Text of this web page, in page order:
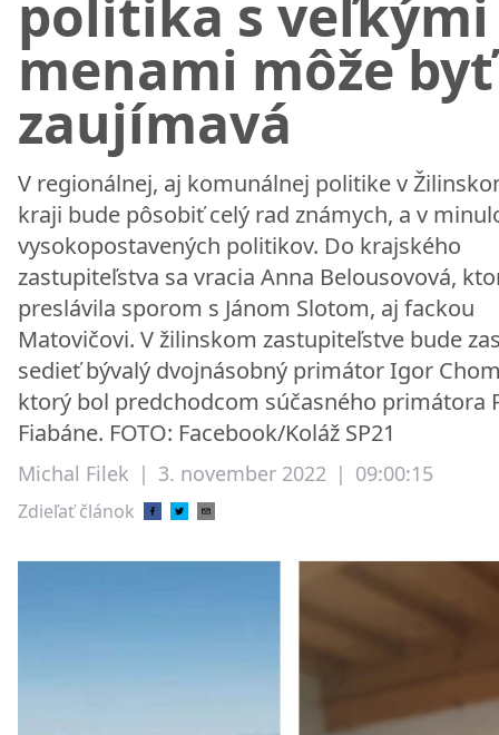
politika s veľkými
menami môže byť
zaujímavá
V regionálnej, aj komunálnej politike v
kraji bude pôsobiť celý rad známych, a v
vysokopostavených politikov. Do krajského
zastupiteľstva sa vracia Anna Belousovová,
preslávila sporom s Jánom Slotom, aj fackou
Matovičovi. V žilinskom zastupiteľstve bude
sedieť bývalý dvojnásobný primátor Igor
ktorý bol predchodcom súčasného primátora
Fiabáne. FOTO: Facebook/Koláž SP21
Michal Filek | 3. november 2022 | 09:00:15
Zdieľať článok